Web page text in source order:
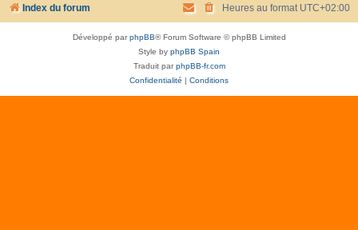
c
Index du forum Heures au format UTC+02:00
Développé parphpBB® Forum Software © phpBB Limited
Style by phpBB Spain
Traduit parphpBB-fr.com
Confidentialité | Conditions